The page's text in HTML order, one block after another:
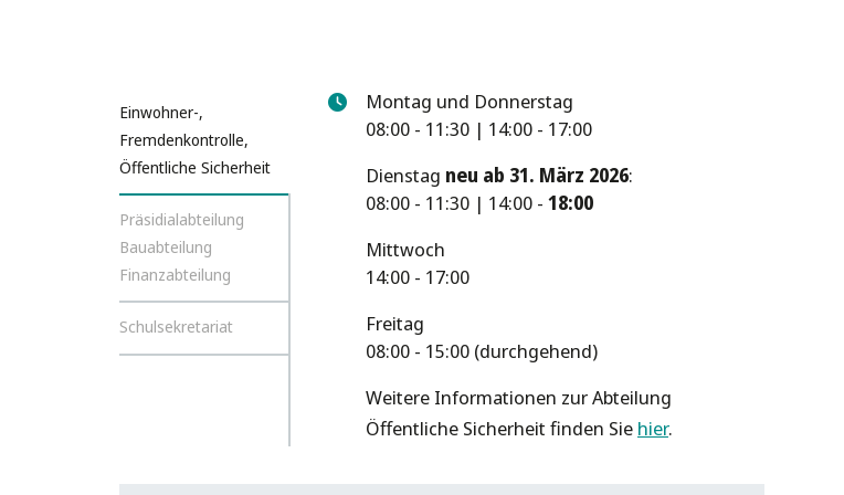
Einwohner-,
Fremdenkontrolle,
Öffentliche Sicherheit
Präsidialabteilung
Bauabteilung
Finanzabteilung
Schulsekretariat
Montag und Donnerstag
08:00 - 11:30 | 14:00 - 17:00
Dienstag neu ab 31. März 2026:
08:00 - 11:30 | 14:00 -18:00
Mittwoch
14:00 - 17:00
Freitag
08:00 - 15:00 (durchgehend)
Weitere Informationen zur Abteilung
Öffentliche Sicherheit finden Siehier.